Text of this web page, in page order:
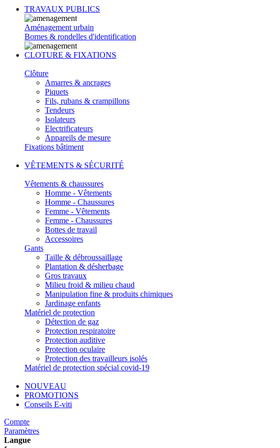
TRAVAUX PUBLICS
Aménagement urbain
Bornes & rondelles d'identification
CLOTURE & FIXATIONS
Clôture
Amarres & ancrages
Piquets
Fils, rubans & crampillons
Tendeurs
Isolateurs
Electrificateurs
Appareils de mesure
Fixations bâtiment
VÊTEMENTS & SÉCURITÉ
Vêtements & chaussures
Homme - Vêtements
Homme - Chaussures
Femme - Vêtements
Femme - Chaussures
Bottes de travail
Accessoires
Gants
Taille & débroussaillage
Plantation & désherbage
Gros travaux
Milieu froid & milieu chaud
Manipulation fine & produits chimiques
Jardinage enfants
Matériel de protection
Détection de gaz
Protection respiratoire
Protection auditive
Protection oculaire
Protection des travailleurs isolés
Matériel de protection spécial covid-19
NOUVEAU
PROMOTIONS
Conseils E-viti
Compte
Paramètres
Langue